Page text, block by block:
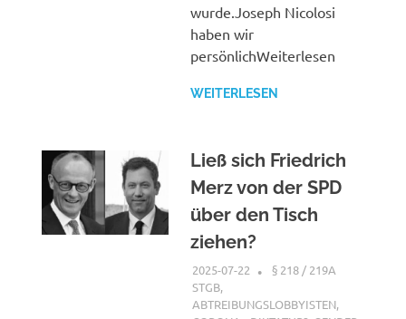
wurde.Joseph Nicolosi
haben wir
persönlichWeiterlesen
WEITERLESEN
Ließ sich Friedrich
Merz von der SPD
über den Tisch
ziehen?
2025-07-22 XX
§ 218 / 219A
STGB,
ABTREIBUNGSLOBBYISTEN,